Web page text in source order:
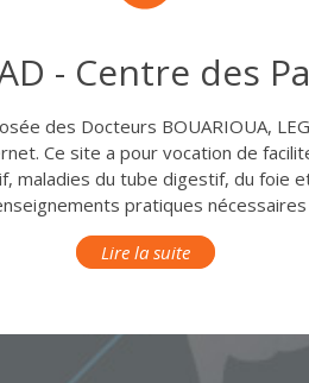
- Centre des
des Docteurs BOUARIOUA,
Ce site a pour vocation de
maladies du tube digestif, du foie
pratiques
Lire la suite